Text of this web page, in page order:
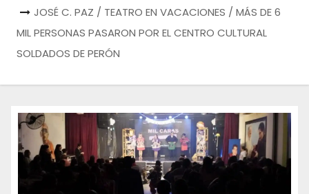
JOSÉ C. PAZ / TEATRO EN VACACIONES / MÁS DE 6
MIL PERSONAS PASARON POR EL CENTRO CULTURAL
SOLDADOS DE PERÓN